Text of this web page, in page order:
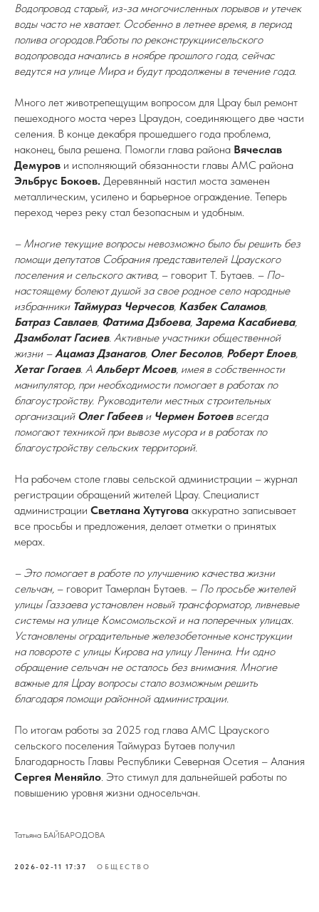
Водопровод старый, из-за многочисленных порывов и утечек
воды часто не хватает. Особенно в летнее время, в период
полива огородов.Работы по реконструкциисельского
водопровода начались в ноябре прошлого года, сейчас
ведутся на улице Мира и будут продолжены в течение года.
Много лет животрепещущим вопросом для Црау был ремонт
пешеходного моста через Цраудон, соединяющего две части
селения. В конце декабря прошедшего года проблема,
наконец, была решена. Помогли глава района Вячеслав
Демуров и исполняющий обязанности главы АМС района
Эльбрус Бокоев. Деревянный настил моста заменен
металлическим, усилено и барьерное ограждение. Теперь
переход через реку стал безопасным и удобным.
– Многие текущие вопросы невозможно было бы решить без
помощи депутатов Собрания представителей Црауского
поселения и сельского актива, – говорит Т. Бутаев. – По-
настоящему болеют душой за свое родное село народные
избранники Таймураз Черчесов, Казбек Саламов,
Батраз Савлаев, Фатима Дзбоева, Зарема Касабиева,
Дзамболат Гасиев. Активные участники общественной
жизни –Ацамаз Дзанагов, Олег Бесолов, Роберт Елоев,
Хетаг Гогаев. А Альберт Мсоев, имея в собственности
манипулятор, при необходимости помогает в работах по
благоустройству. Руководители местных строительных
организаций Олег Габеев и Чермен Ботоеввсегда
помогают техникой при вывозе мусора и в работах по
благоустройству сельских территорий.
На рабочем столе главы сельской администрации – журнал
регистрации обращений жителей Црау. Специалист
администрации Светлана Хутугова аккуратно записывает
все просьбы и предложения, делает отметки о принятых
мерах.
– Это помогает в работе по улучшению качества жизни
сельчан, – говорит Тамерлан Бутаев. – По просьбе жителей
улицы Газзаева установлен новый трансформатор, ливневые
системы на улице Комсомольской и на поперечных улицах.
Установлены оградительные железобетонные конструкции
на повороте с улицы Кирова на улицу Ленина. Ни одно
обращение сельчан не осталось без внимания. Многие
важные для Црау вопросы стало возможным решить
благодаря помощи районной администрации.
По итогам работы за 2025 год глава АМС Црауского
сельского поселения Таймураз Бутаев получил
Благодарность Главы Республики Северная Осетия – Алания
Сергея Меняйло. Это стимул для дальнейшей работы по
повышению уровня жизни односельчан.
Татьяна БАЙБАРОДОВА
2026-02-11 17:37 ОБЩЕСТВО